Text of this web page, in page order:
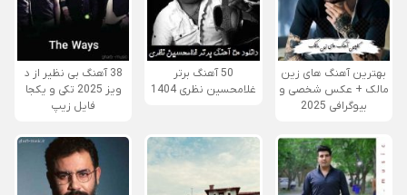
بهترین آهنگ های زین
مالک + عکس شخصی و
بیوگرافی 2025
50 آهنگ برتر
غلامحسین نظری 1404
38 آهنگ بی نظیر از د
ویز 2025 تکی و یکجا
فایل زیپ